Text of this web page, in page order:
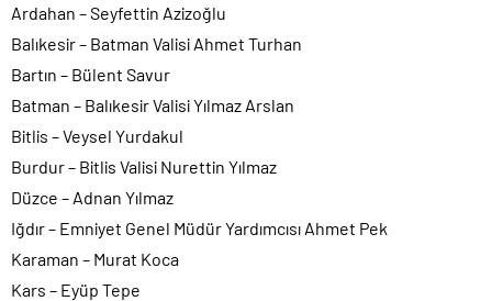
Ardahan – Seyfettin Azizoğlu
Balıkesir – Batman Valisi Ahmet Turhan
Bartın – Bülent Savur
Batman – Balıkesir Valisi Yılmaz Arslan
Bitlis – Veysel Yurdakul
Burdur – Bitlis Valisi Nurettin Yılmaz
Düzce – Adnan Yılmaz
Iğdır – Emniyet Genel Müdür Yardımcısı Ahmet Pek
Karaman – Murat Koca
Kars – Eyüp Tepe